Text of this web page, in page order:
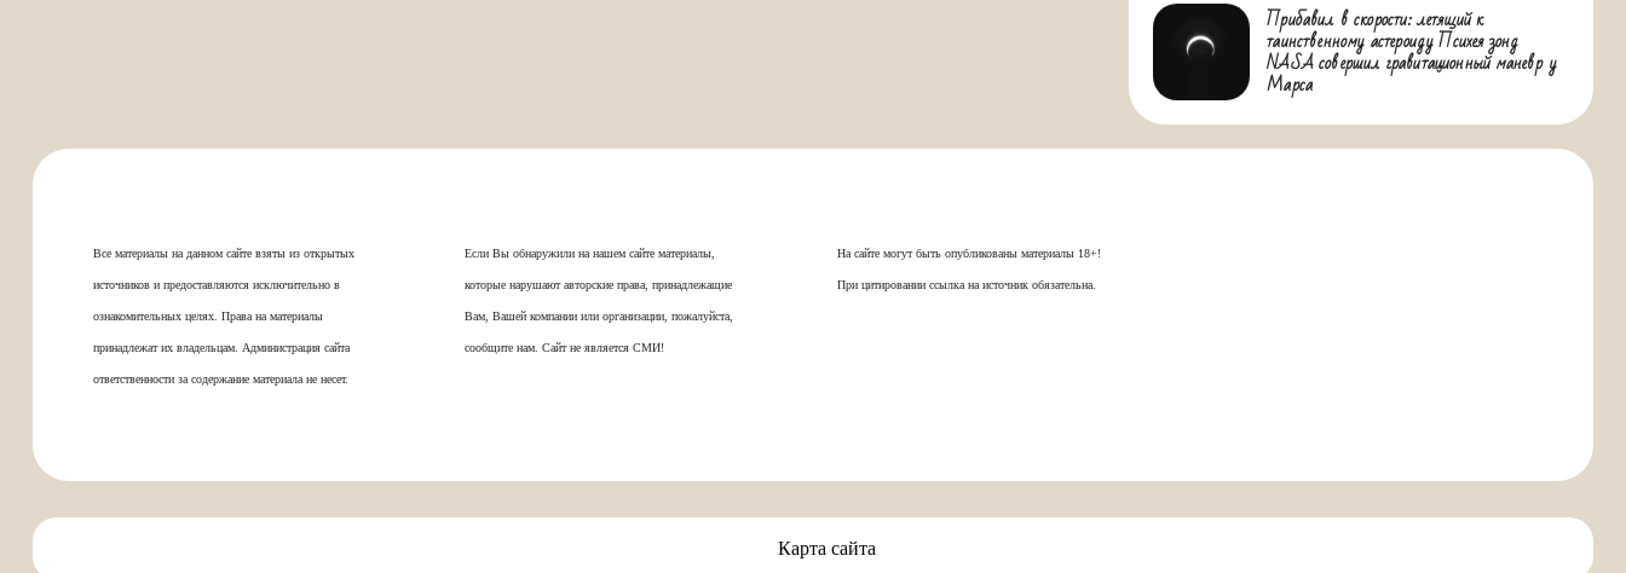
Прибавил в скорости: летящий к
таинственному астероиду Психея зонд
NASA совершил гравитационный маневр у
Марса
Все материалы на данном сайте взяты из открытых
источников и предоставляются исключительно в
ознакомительных целях. Права на материалы
принадлежат их владельцам. Администрация сайта
ответственности за содержание материала не несет.
Если Вы обнаружили на нашем сайте материалы,
которые нарушают авторские права, принадлежащие
Вам, Вашей компании или организации, пожалуйста,
сообщите нам. Сайт не является СМИ!
На сайте могут быть опубликованы материалы 18+!
При цитировании ссылка на источник обязательна.
Карта сайта